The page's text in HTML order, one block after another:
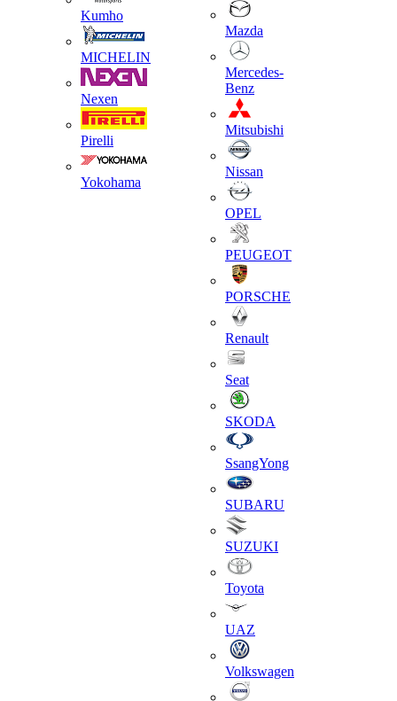
Kumho
MICHELIN
Nexen
Pirelli
Yokohama
Mazda
Mercedes-
Benz
Mitsubishi
Nissan
OPEL
PEUGEOT
PORSCHE
Renault
Seat
SKODA
SsangYong
SUBARU
SUZUKI
Toyota
UAZ
Volkswagen